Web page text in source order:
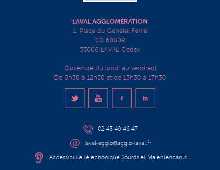
LAVAL AGGLOMÉRATION
1, Place du Général Ferrié
CS 60809
53008 LAVAL Cedex
Ouverture du lundi au vendredi
De 8h30 à 12h30 et de 13h30 à 17h30
02 43 49 46 47
laval-agglo@agglo-laval.fr
Accessibilité téléphonique Sourds et Malentendants